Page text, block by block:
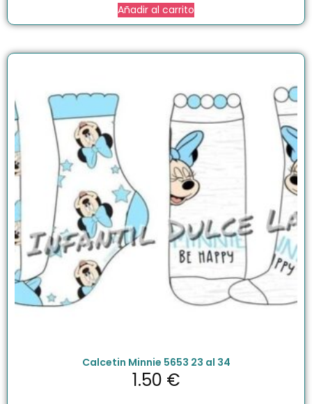
Añadir al carrito
Calcetin Minnie 5653 23 al 34
1.50 €